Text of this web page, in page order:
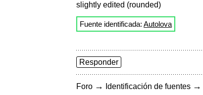
slightly edited (rounded)
Fuente identificada: Autolova
Responder
Foro → Identificación de fuentes →